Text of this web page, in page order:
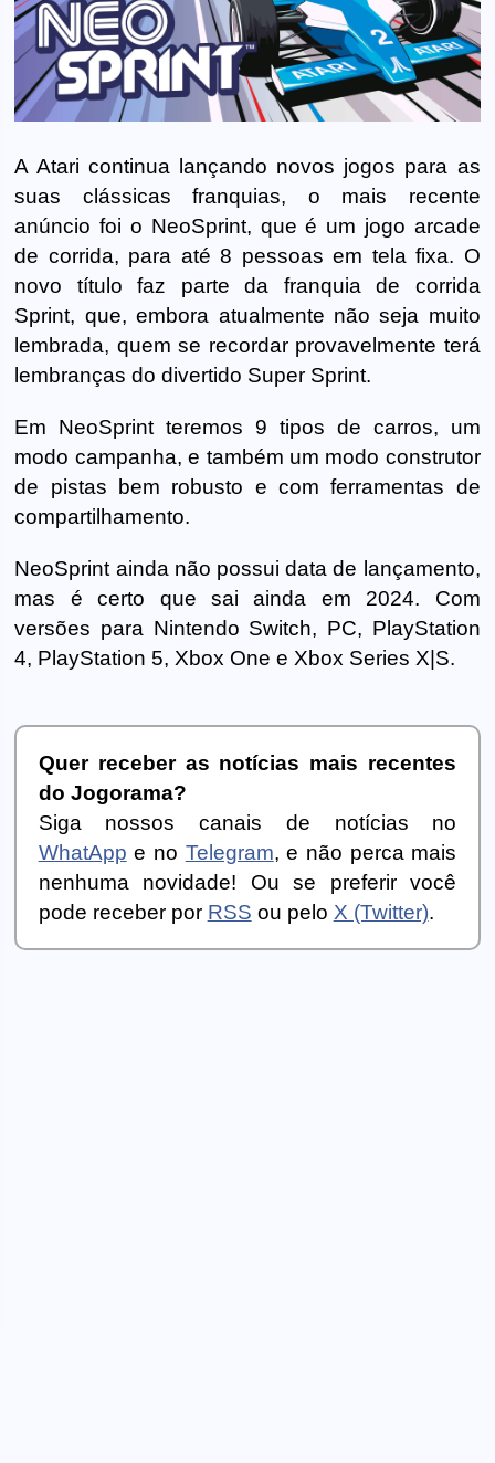
A Atari continua lançando novos jogos para as
suas clássicas franquias, o mais recente
anúncio foi o NeoSprint, que é um jogo arcade
de corrida, para até 8 pessoas em tela fixa. O
novo título faz parte da franquia de corrida
Sprint, que, embora atualmente não seja muito
lembrada, quem se recordar provavelmente terá
lembranças do divertido Super Sprint.
Em NeoSprint teremos 9 tipos de carros, um
modo campanha, e também um modo construtor
de pistas bem robusto e com ferramentas de
compartilhamento.
NeoSprint ainda não possui data de lançamento,
mas é certo que sai ainda em 2024. Com
versões para Nintendo Switch, PC, PlayStation
4, PlayStation 5, Xbox One e Xbox Series X|S.
Quer receber as notícias mais recentes
do Jogorama?
Siga nossos canais de notícias no
WhatApp e no Telegram, e não perca mais
nenhuma novidade! Ou se preferir você
pode receber por RSS ou pelo X (Twitter).